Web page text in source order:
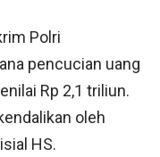
Polri
pencucian uang
Rp 2,1 triliun.
oleh
HS.